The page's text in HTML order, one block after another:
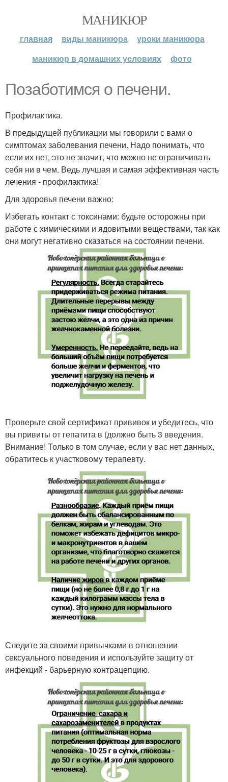
МАНИКЮР
главная виды маникюра
уроки маникюра
маникюр в домашних условиях
фото
Позаботимся о печени.
Профилактика.
В предыдущей публикации мы говорили с вами о
симптомах заболевания печени. Надо понимать, что
если их нет, это не значит, что можно не ограничивать
себя ни в чем. Ведь лучшая и самая эффективная часть
лечения - профилактика!
Для здоровья печени важно:
Избегать контакт с токсинами: будьте осторожны при
работе с химическими и ядовитыми веществами, так как
они могут негативно сказаться на состоянии печени.
Проверьте свой сертификат прививок и убедитесь, что
вы привиты от гепатита в (должно быть 3 введения.
Внимание! Только в том случае, если у вас нет данных,
обратитесь к участковому терапевту.
Следите за своими привычками в отношении
сексуального поведения и используйте защиту от
инфекций - барьерную контрацепцию.